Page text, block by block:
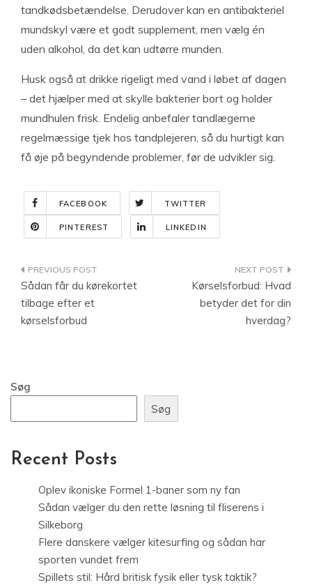
tandkødsbetændelse. Derudover kan en antibakteriel
mundskyl være et godt supplement, men vælg én
uden alkohol, da det kan udtørre munden.
Husk også at drikke rigeligt med vand i løbet af dagen
– det hjælper med at skylle bakterier bort og holder
mundhulen frisk. Endelig anbefaler tandlægerne
regelmæssige tjek hos tandplejeren, så du hurtigt kan
få øje på begyndende problemer, før de udvikler sig.
FACEBOOK TWITTER
PINTEREST LINKEDIN
Indlægsnavigation
Sådan får du kørekortet
tilbage efter et
kørselsforbud
Kørselsforbud: Hvad
betyder det for din
hverdag?
Søg
Søg
Recent Posts
Oplev ikoniske Formel 1-baner som ny fan
Sådan vælger du den rette løsning til fliserens i
Silkeborg
Flere danskere vælger kitesurfing og sådan har
sporten vundet frem
Spillets stil: Hård britisk fysik eller tysk taktik?